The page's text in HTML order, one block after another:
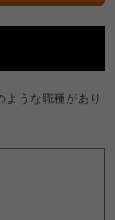
うな職種があり